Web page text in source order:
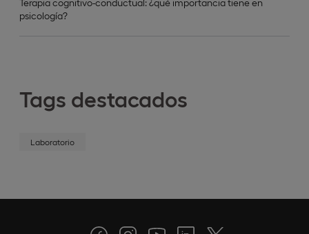
psicología?
Tags destacados
Laboratorio